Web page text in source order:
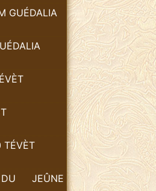
GUÉDALIA
TÉVÈT
JEÛNE